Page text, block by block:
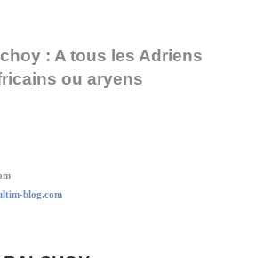
: A tous les Adriens
ou aryens
blog.com